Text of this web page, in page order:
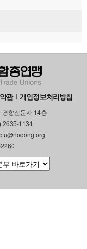
관 개인정보처리방침
향신문사 14층
2635-1134